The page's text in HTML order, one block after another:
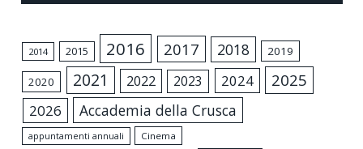
2014 2015 2016 2017 2018 2019
2020 2021 2022 2023 2024 2025
2026 Accademia della Crusca
appuntamenti annuali
Cinema